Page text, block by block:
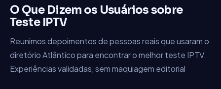
O Que Dizem os Usuários sobre
Teste IPTV
Reunimos depoimentos de pessoas reais que usaram o
diretório Atlântico para encontrar o melhor teste IPTV.
Experiências validadas, sem maquiagem editorial